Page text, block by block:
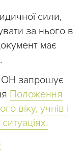
сили,
за нього в
має
запрошує
Положення
віку, учнів і